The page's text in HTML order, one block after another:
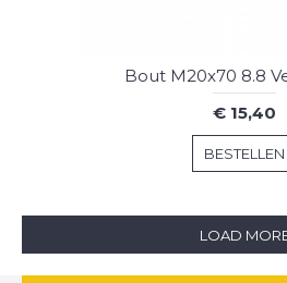
Bout M20x70 8.8
€ 15,40
BESTELLEN
LOAD